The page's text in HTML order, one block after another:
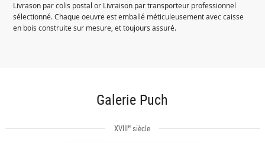
Livrason par colis postal or Livraison par transporteur professionnel
sélectionné. Chaque oeuvre est emballé méticuleusement avec caisse
en bois construite sur mesure, et toujours assuré.
Galerie Puch
XVIIIe siècle